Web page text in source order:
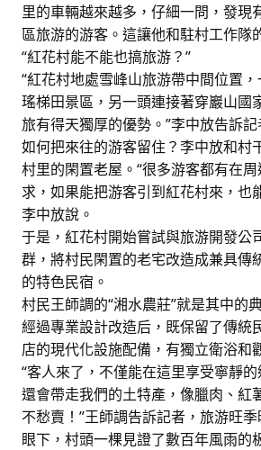
里的車輛越來越多，仔細一問，發現
區旅游的游客。這讓他和駐村工作隊
“紅花村能不能也搞旅游？”
“紅花村地處雪峰山旅游帶中間位置
瑤梯田景區，另一頭連接著穿巖山國
旅有得天獨厚的優勢。”李中放告訴記
如何把來往的游客留住？李中放和村
村里的閑置老屋。“很多游客都有在
求，如果能把游客引到紅花村來，也
李中放說。
于是，紅花村開始嘗試與旅游開發公
群，將村民閑置的老宅改造成兼具傳
的特色民宿。
村民王師調的“湘水農莊”就是其中的
經過專業設計改造后，既保留了傳統
店的現代化設施配備，有獨立衛浴和
“客人來了，不僅能在這里享受寧靜
還會帶走我們的土特產，像臘肉、紅
不愁賣！”王師調告訴記者，旅游旺
眼下，村頭一棵見證了數百年風雨的